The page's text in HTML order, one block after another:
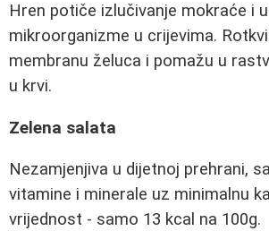
Hren potiče izlučivanje mokraće i
mikroorganizme u crijevima.
membranu želuca i pomažu u
u krvi.
Zelena salata
Nezamjenjiva u dijetnoj prehrani,
vitamine i minerale uz minimalnu
vrijednost - samo 13 kcal na 100g.